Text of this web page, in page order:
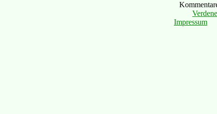
Impressum